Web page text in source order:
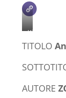
Kinbaku.
Beautiful
model
posing
TITOLO
AUTORE